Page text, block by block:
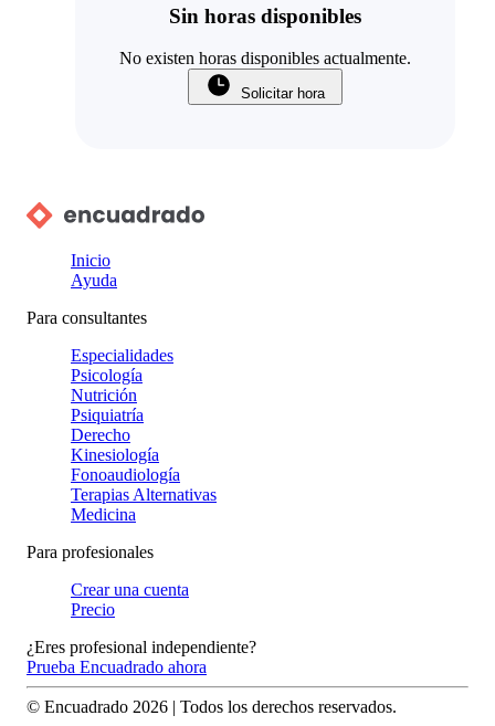
Sin horas disponibles
No existen horas disponibles actualmente.
Solicitar hora
Inicio
Ayuda
Para consultantes
Especialidades
Psicología
Nutrición
Psiquiatría
Derecho
Kinesiología
Fonoaudiología
Terapias Alternativas
Medicina
Para profesionales
Crear una cuenta
Precio
¿Eres profesional independiente?
Prueba Encuadrado ahora
© Encuadrado 2026 | Todos los derechos reservados.